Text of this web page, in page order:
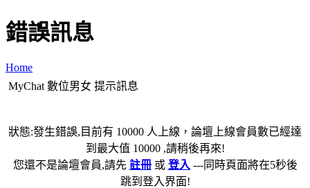
錯誤訊息
Home
MyChat 數位男女 提示訊息
狀態:發生錯誤,目前有 10000 人上線，論壇上線會員數已經達
到最大值 10000 ,請稍後再來!
您還不是論壇會員,請先 註冊或 登入 ---同時頁面將在5秒後
跳到登入界面!